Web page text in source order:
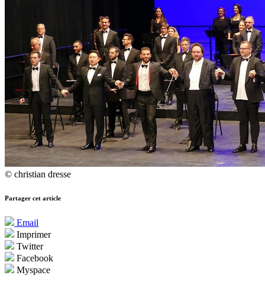
© christian dresse
Partager cet article
Email
Imprimer
Twitter
Facebook
Myspace